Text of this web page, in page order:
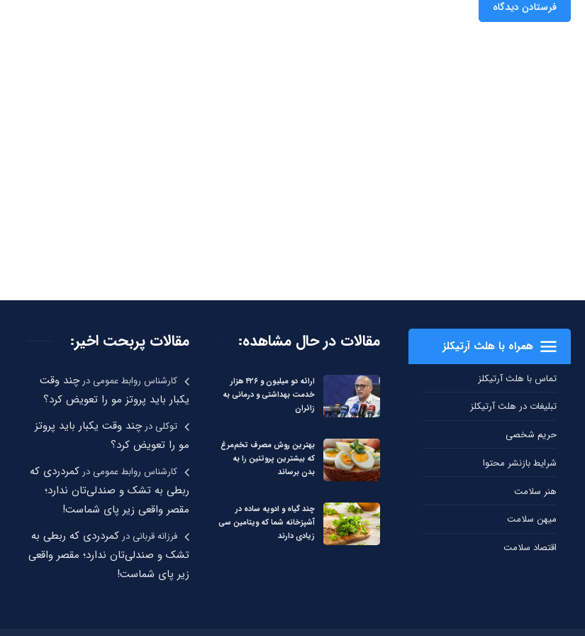
همراه با هلث آرتیکلز
تماس با هلث آرتیکلز
تبلیغات در هلث آرتیکلز
حریم شخصی
شرایط بازنشر محتوا
هنر سلامت
میهن سلامت
اقتصاد سلامت
مقالات در حال مشاهده:
ارائه دو میلیون و ۴۲۶ هزار
خدمت بهداشتی و درمانی به
زائران
بهترین روش مصرف تخم‌مرغ
که بیشترین پروتئین را به
بدن برساند
چند گیاه و ادویه ساده در
آشپزخانه شما که ویتامین سی
زیادی دارند
مقالات پربحت اخیر:
کارشناس روابط عمومیدرچند وقت
یکبار باید پروتز مو را تعویض کرد؟
توکلیدرچند وقت یکبار باید پروتز
مو را تعویض کرد؟
کارشناس روابط عمومیدر کمردردی که
ربطی به تشک و صندلی‌تان ندارد؛
مقصر واقعی زیر پای شماست!
فرزانه قربانیدر کمردردی که ربطی به
تشک و صندلی‌تان ندارد؛ مقصر واقعی
زیر پای شماست!